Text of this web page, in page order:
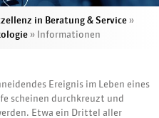
in Beratung & Service »
» Informationen
Ereignis im Leben eines
scheinen durchkreuzt und
Etwa ein Drittel aller